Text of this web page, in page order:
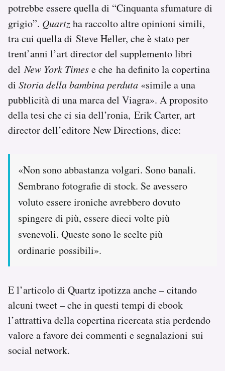
potrebbe essere quella di “Cinquanta sfumature di
grigio”. Quartzha raccolto altre opinioni simili,
tra cui quella di Steve Heller, che è stato per
trent’anni l’art director del supplemento libri
del New York Timese che ha definito la copertina
di Storia della bambina perduta «simile a una
pubblicità di una marca del Viagra». A proposito
della tesi che ci sia dell’ronia, Erik Carter, art
director dell’editore New Directions, dice:
«Non sono abbastanza volgari. Sono banali.
Sembrano fotografie di stock. Se avessero
voluto essere ironiche avrebbero dovuto
spingere di più, essere dieci volte più
svenevoli. Queste sono le scelte più
ordinarie possibili».
E l’articolo di Quartz ipotizza anche – citando
alcuni tweet – che in questi tempi di ebook
l’attrattiva della copertina ricercata stia perdendo
valore a favore dei commenti e segnalazioni sui
social network.